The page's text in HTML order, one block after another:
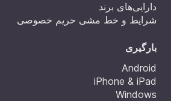
دارایی‌های برند
شرایط و خط مشی حریم خصوصی
بارگیری
Android
iPhone & iPad
Windows